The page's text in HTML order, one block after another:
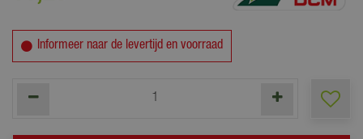
Informeer naar de levertijd en voorraad